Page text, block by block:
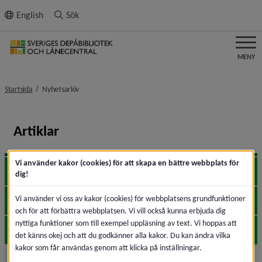
innehållet
English Sök
MENY
Startsida Nyhetsarkivnivå i brödsmulenavigeringen
Artiklar
2026
2025
2024
Vi använder kakor (cookies) för att skapa en bättre webbplats för
dig!
Vi använder vi oss av kakor (cookies) för webbplatsens grundfunktioner
och för att förbättra webbplatsen. Vi vill också kunna erbjuda dig
nyttiga funktioner som till exempel uppläsning av text. Vi hoppas att
det känns okej och att du godkänner alla kakor. Du kan ändra vilka
kakor som får användas genom att klicka på inställningar.